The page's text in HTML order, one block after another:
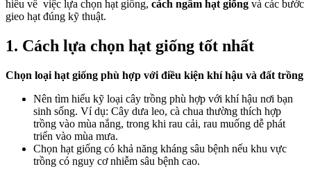
hiểu về việc lựa chọn hạt giống, cách ngâm hạt giống và các bước
gieo hạt đúng kỹ thuật.
1. Cách lựa chọn hạt giống tốt nhất
Chọn loại hạt giống phù hợp với điều kiện khí hậu và đất trồng
Nên tìm hiểu kỹ loại cây trồng phù hợp với khí hậu nơi bạn
sinh sống. Ví dụ: Cây dưa leo, cà chua thường thích hợp
trồng vào mùa nắng, trong khi rau cải, rau muống dễ phát
triển vào mùa mưa.
Chọn hạt giống có khả năng kháng sâu bệnh nếu khu vực
trồng có nguy cơ nhiễm sâu bệnh cao.